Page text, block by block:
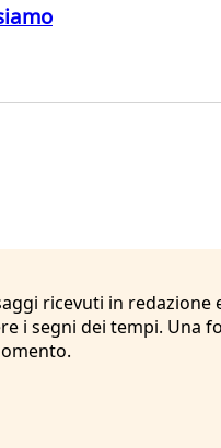
ricevuti in
i segni dei tempi.